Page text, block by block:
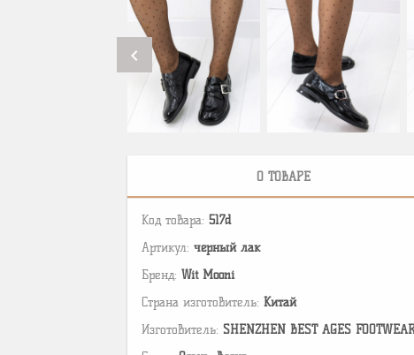
chevron_left
О ТОВАРЕ
Код товара: 517d
Артикул: черный лак
Бренд: Wit Mooni
Страна изготовитель: Китай
Изготовитель: SHENZHEN BEST AGES